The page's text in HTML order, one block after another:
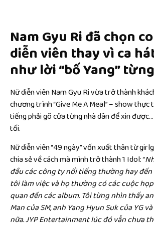
Nam Gyu Ri đã chọn
diễn viên thay vì ca
như lời “bố Yang”
Nữ diễn viên Nam Gyu Ri vừa trở thành
chương trình “Give Me A Meal” – show thực
tiếng phải gõ cửa từng nhà dân để xin
tối.
Nữ diễn viên “49 ngày” vốn xuất thân từ
chia sẻ về cách mà mình trở thành 1 Idol: “
đầu các công ty nổi tiếng thường hay
tôi làm việc và họ thường có các cuộc
quan đến các album. Tôi từng nhìn thấy
Man của SM, anh Yang Hyun Suk của YG
nữa.JYP Entertainment lúc đó vẫn chưa